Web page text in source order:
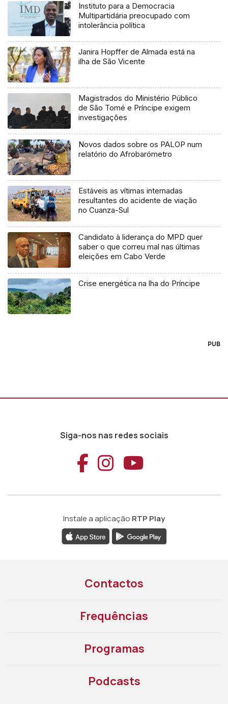
Instituto para a Democracia
Multipartidária preocupado com
intolerância política
Janira Hopffer de Almada está na
ilha de São Vicente
Magistrados do Ministério Público
de São Tomé e Príncipe exigem
investigações
Novos dados sobre os PALOP num
relatório do Afrobarómetro
Estáveis as vítimas internadas
resultantes do acidente de viação
no Cuanza-Sul
Candidato à liderança do MPD quer
saber o que correu mal nas últimas
eleições em Cabo Verde
Crise energética na lha do Príncipe
PUB
Siga-nos nas redes sociais
Aceder ao
Aceder ao
Aceder
Instale a aplicação RTP Play
Contactos
Frequências
Programas
Podcasts